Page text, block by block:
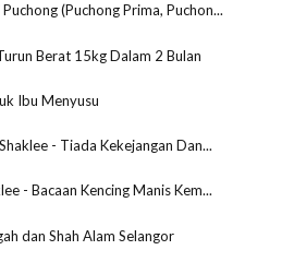
(Puchong Prima, Puchon...
Berat 15kg Dalam 2 Bulan
Ibu Menyusu
- Tiada Kekejangan Dan...
- Bacaan Kencing Manis Kem...
dan Shah Alam Selangor